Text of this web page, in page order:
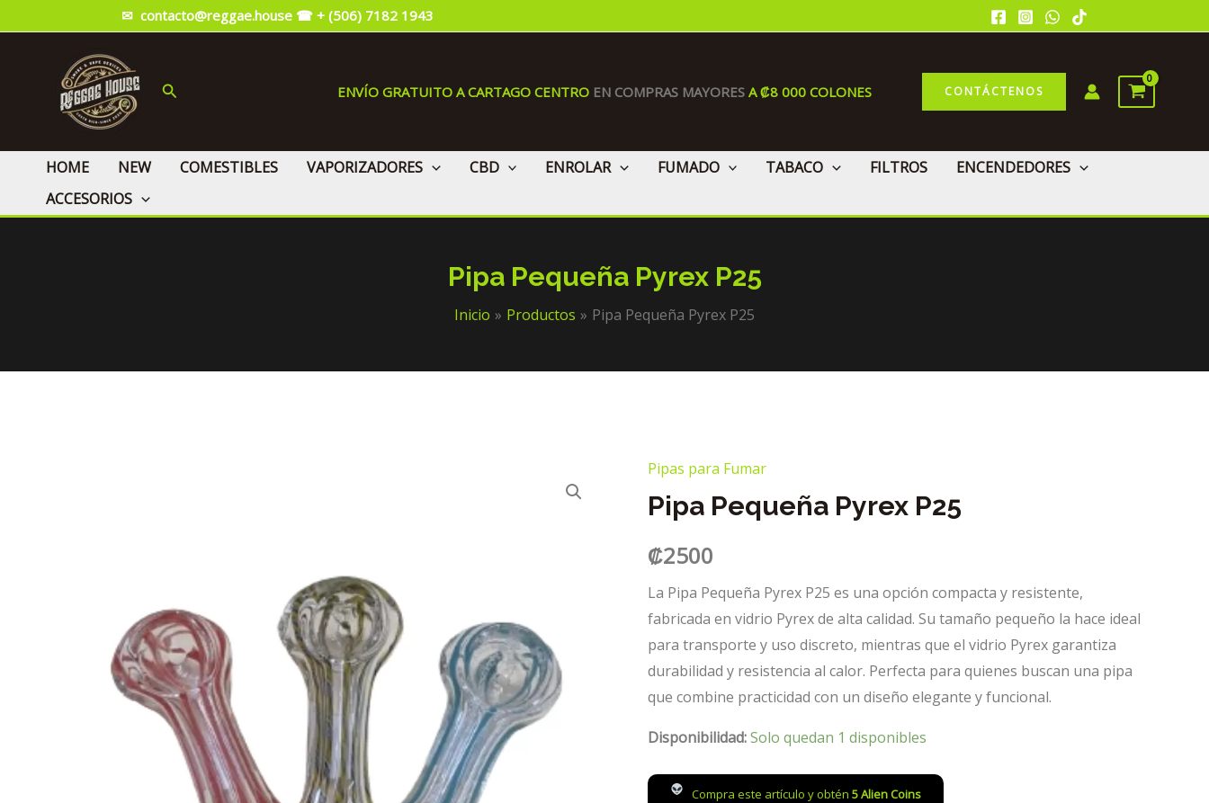
al
✉ contacto@reggae.house ☎ + (506) 7182 1943
Buscar ENVÍO GRATUITO A CARTAGO CENTRO EN COMPRAS MAYORES A ₡8 000 COLONES CONTÁCTENOS
HOME NEW COMESTIBLES VAPORIZADORES CBD ENROLAR FUMADO TABACO FILTROS
ENCENDEDORES
ACCESORIOS
Pipa Pequeña Pyrex P25
Inicio Productos Pipa Pequeña Pyrex P25
Pipas para Fumar
Pipa Pequeña Pyrex P25
₡2500
La Pipa Pequeña Pyrex P25 es una opción compacta y resistente,
fabricada en vidrio Pyrex de alta calidad. Su tamaño pequeño la hace ideal
para transporte y uso discreto, mientras que el vidrio Pyrex garantiza
durabilidad y resistencia al calor. Perfecta para quienes buscan una pipa
que combine practicidad con un diseño elegante y funcional.
Disponibilidad:Solo quedan 1 disponibles
Compra este artículo y obtén 5Alien Coins